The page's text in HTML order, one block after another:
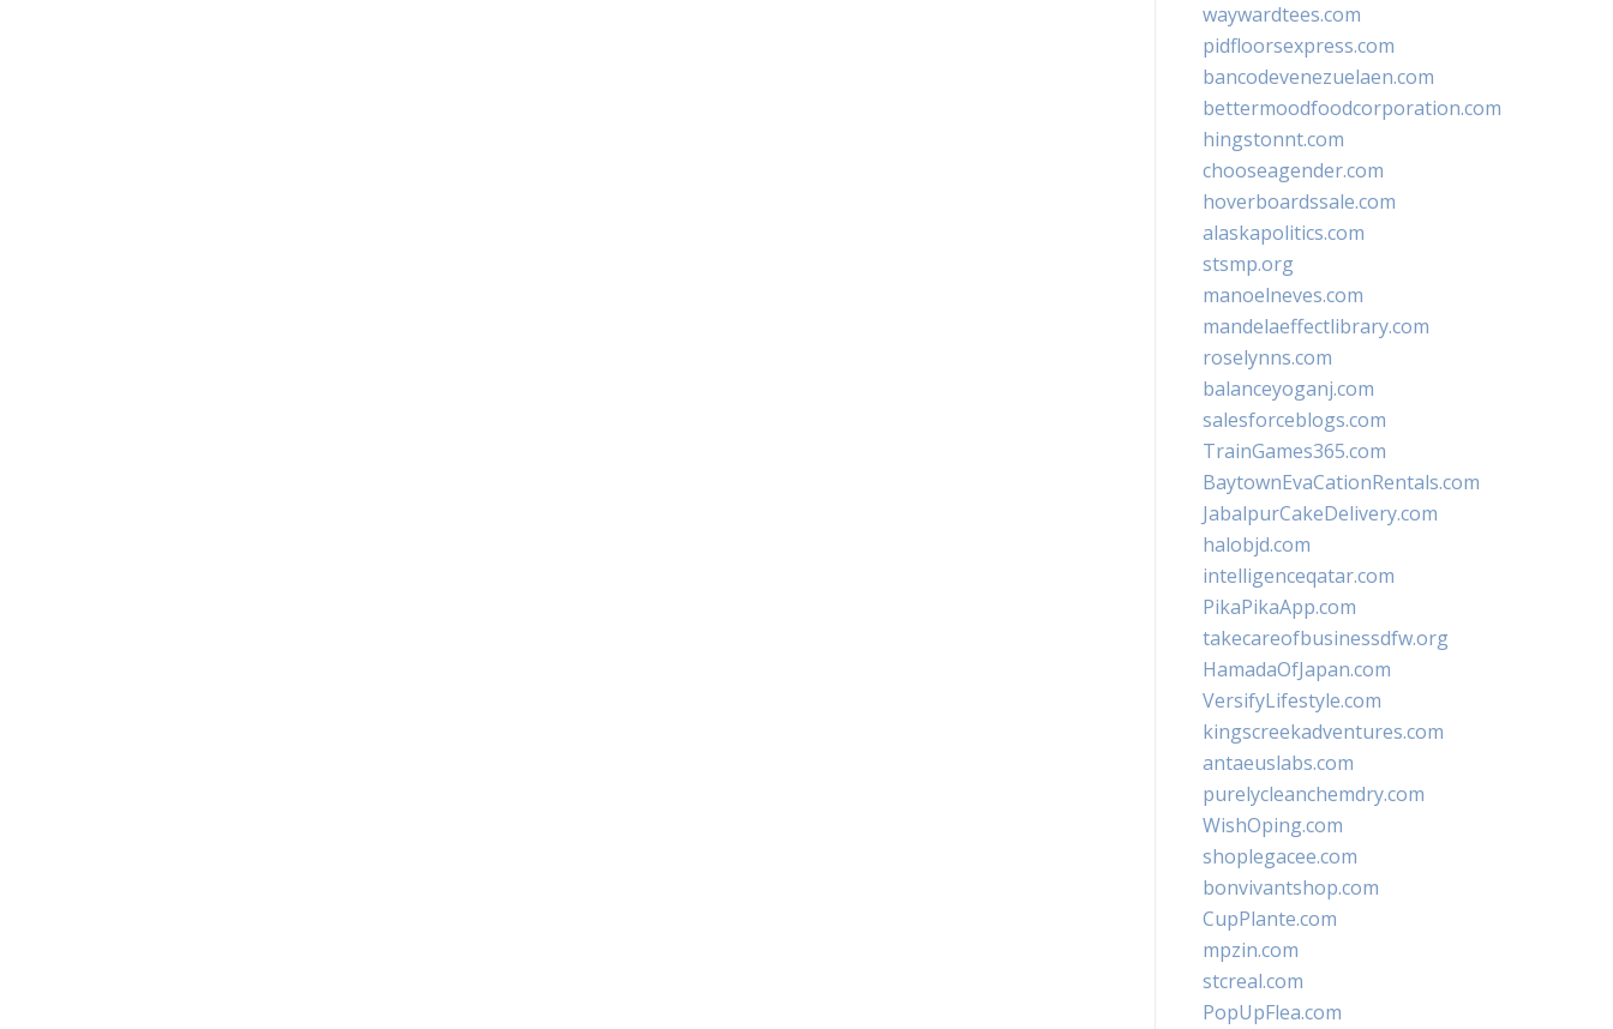
waywardtees.com
pidfloorsexpress.com
bancodevenezuelaen.com
bettermoodfoodcorporation.com
hingstonnt.com
chooseagender.com
hoverboardssale.com
alaskapolitics.com
stsmp.org
manoelneves.com
mandelaeffectlibrary.com
roselynns.com
balanceyoganj.com
salesforceblogs.com
TrainGames365.com
BaytownEvaCationRentals.com
JabalpurCakeDelivery.com
halobjd.com
intelligenceqatar.com
PikaPikaApp.com
takecareofbusinessdfw.org
HamadaOfJapan.com
VersifyLifestyle.com
kingscreekadventures.com
antaeuslabs.com
purelycleanchemdry.com
WishOping.com
shoplegacee.com
bonvivantshop.com
CupPlante.com
mpzin.com
stcreal.com
PopUpFlea.com